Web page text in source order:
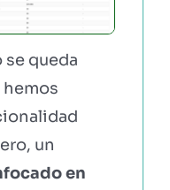
se queda
hemos
un
en